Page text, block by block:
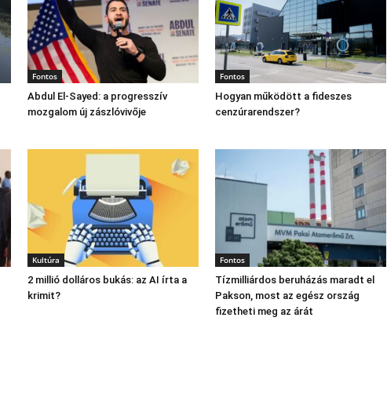
Fontos
Abdul El‑Sayed: a progresszív
mozgalom új zászlóvivője
Fontos
Hogyan működött a fideszes
cenzúrarendszer?
Kultúra
2 millió dolláros bukás: az AI írta a
krimit?
Fontos
Tízmilliárdos beruházás maradt el
Pakson, most az egész ország
fizetheti meg az árát